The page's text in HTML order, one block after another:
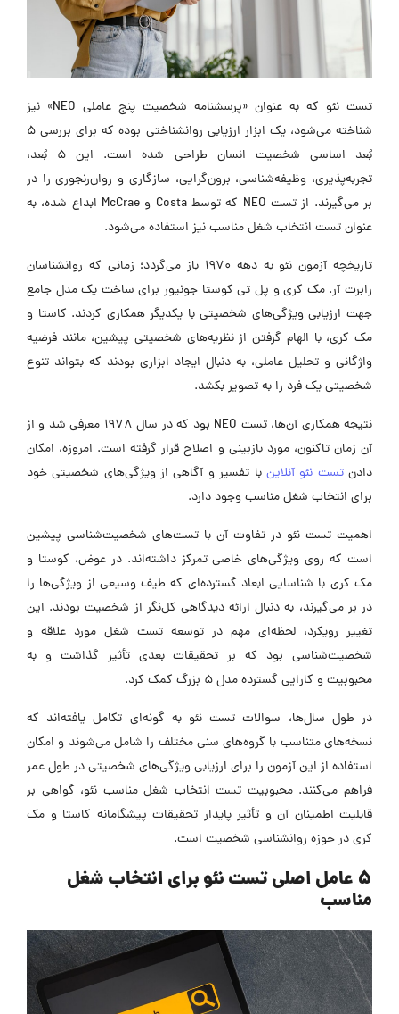
تست نئو که به عنوان «پرسشنامه شخصیت پنج عاملی NEO» نیز
شناخته می‌شود، یک ابزار ارزیابی روانشناختی بوده که برای بررسی 5
بُعد اساسی شخصیت انسان طراحی شده است. این 5 بُعد،
تجربه‌پذیری، وظیفه‌شناسی، برون‌گرایی، سازگاری و روان‌رنجوری را در
بر می‌گیرند. از تست NEO که توسط Costa و McCrae ابداع شده، به
عنوان تست انتخاب شغل مناسب نیز استفاده می‌شود.
تاریخچه آزمون نئو به دهه 1970 باز می‌گردد؛ زمانی که روانشناسان
رابرت آر. مک کری و پل تی کوستا جونیور برای ساخت یک مدل جامع
جهت ارزیابی ویژگی‌های شخصیتی با یکدیگر همکاری کردند. کاستا و
مک کری، با الهام گرفتن از نظریه‌های شخصیتی پیشین، مانند فرضیه
واژگانی و تحلیل عاملی، به دنبال ایجاد ابزاری بودند که بتواند تنوع
شخصیتی یک فرد را به تصویر بکشد.
نتیجه همکاری آن‌ها، تست NEO بود که در سال 1978 معرفی شد و از
آن زمان تاکنون، مورد بازبینی و اصلاح قرار گرفته است. امروزه، امکان
دادنتست نئو آنلاین با تفسیر و آگاهی از ویژگی‌های شخصیتی خود
برای انتخاب شغل مناسب وجود دارد.
اهمیت تست نئو در تفاوت آن با تست‌های شخصیت‌شناسی پیشین
است که روی ویژگی‌های خاصی تمرکز داشته‌اند. در عوض، کوستا و
مک کری با شناسایی ابعاد گسترده‌ای که طیف وسیعی از ویژگی‌ها را
در بر می‌گیرند، به دنبال ارائه دیدگاهی کل‌نگر از شخصیت بودند. این
تغییر رویکرد، لحظه‌ای مهم در توسعه تست شغل مورد علاقه و
شخصیت‌شناسی بود که بر تحقیقات بعدی تأثیر گذاشت و به
محبوبیت و کارایی گسترده مدل 5 بزرگ کمک کرد.
در طول سال‌ها، سوالات تست نئو به گونه‌ای تکامل یافته‌اند که
نسخه‌های متناسب با گروه‌های سنی مختلف را شامل می‌شوند و امکان
استفاده از این آزمون را برای ارزیابی ویژگی‌های شخصیتی در طول عمر
فراهم می‌کنند. محبوبیت تست انتخاب شغل مناسب نئو، گواهی بر
قابلیت اطمینان آن و تأثیر پایدار تحقیقات پیشگامانه کاستا و مک
کری در حوزه روانشناسی شخصیت است.
5 عامل اصلی تست نئو برای انتخاب شغل
مناسب